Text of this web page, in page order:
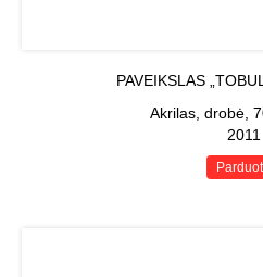
PAVEIKSLAS
Akrilas, drobė,
2011